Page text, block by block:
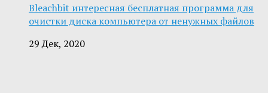
Bleachbit интересная бесплатная программа для
очистки диска компьютера от ненужных файлов
29 Дек, 2020